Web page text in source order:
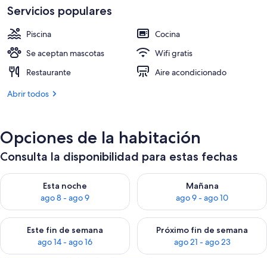
2 piscinas al aire libre, sombrillas,
Servicios populares
Piscina
Cocina
Se aceptan mascotas
Wifi gratis
Restaurante
Aire acondicionado
Abrir todos
Opciones de la habitación
Consulta la disponibilidad para estas fechas
Esta noche
ago 8 - ago 9
Consulta la disponibilidad para esta noche, ago 8 - ago 9
Mañana
ago 9 - ago 10
Consulta la disponibilidad
Este fin de semana
ago 14 - ago 16
Consulta la disponibilidad para este fin de semana, ago 14 -
Próximo fin de semana
ago 21 - ago 23
Consulta la disponibilidad